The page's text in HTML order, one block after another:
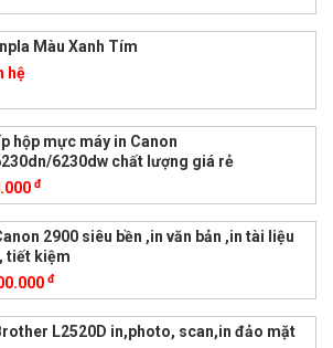
Màu Xanh Tím
hệ
hộp mực máy in Canon
6230dw chất lượng giá rẻ
đ
2900 siêu bền ,in văn bản ,in tài liệu
tiết kiệm
đ
L2520D in,photo, scan,in đảo mặt